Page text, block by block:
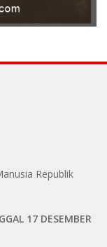
Republik
17 DESEMBER